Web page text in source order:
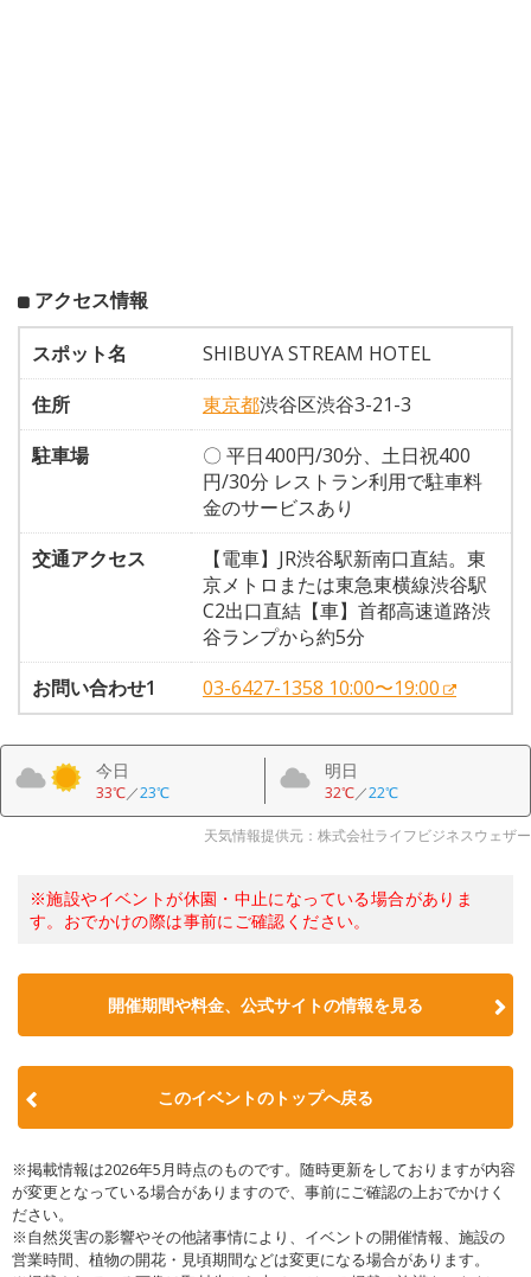
アクセス情報
スポット名
SHIBUYA STREAM HOTEL
住所
東京都渋谷区渋谷3-21-3
駐車場
〇 平日400円/30分、土日祝400
円/30分 レストラン利用で駐車料
金のサービスあり
交通アクセス
【電車】JR渋谷駅新南口直結。東
京メトロまたは東急東横線渋谷駅
C2出口直結【車】首都高速道路渋
谷ランプから約5分
お問い合わせ1
03-6427-1358 10:00〜19:00
今日
33℃／23℃
明日
32℃／22℃
天気情報提供元：株式会社ライフビジネスウェザー
※施設やイベントが休園・中止になっている場合がありま
す。おでかけの際は事前にご確認ください。
開催期間や料金、公式サイトの情報を見る
このイベントのトップへ戻る
※掲載情報は2026年5月時点のものです。随時更新をしておりますが内容
が変更となっている場合がありますので、事前にご確認の上おでかけく
ださい。
※自然災害の影響やその他諸事情により、イベントの開催情報、施設の
営業時間、植物の開花・見頃期間などは変更になる場合があります。